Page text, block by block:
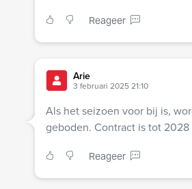
Reageer
Arie
3 februari 2025 21:10
Als het seizoen voor bij is,
geboden. Contract is tot 2028
Reageer